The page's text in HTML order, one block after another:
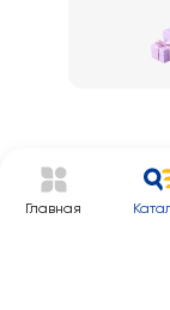
Главная